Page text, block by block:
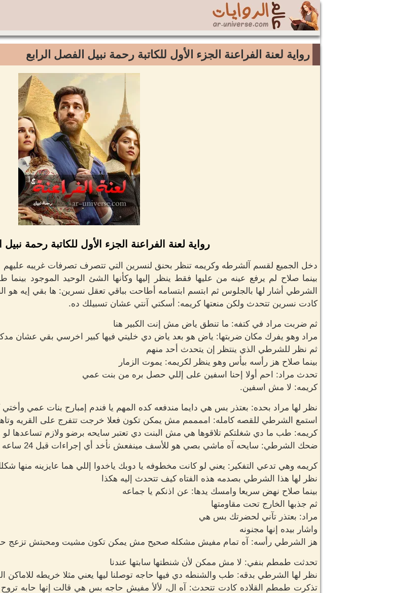
رواية لعنة الفراعنة الجزء الأول للكاتبة رحمة نبيل الفصل الرابع
رواية لعنة الفراعنة الجزء الأول للكاتبة رحمة نبيل
دخل الجميع لقسم آلشرطه وكريمه تنظر بحنق لنسرين التي تتصرف تصرفات غريبه عليهم
بينما صلاح لم يرفع عينه من عليها فقط ينظر إليها وكأنها الشئ الوحيد الموجود بينما
الشرطي أشار لها بالجلوس ثم ابتسم ابتسامه أطاحت بباقي تعقل نسرين: ها بقي إيه هو
كادت نسرين تتحدث ولكن منعتها كريمه: أسكتي آنتي عشان تسبيلك ده.
ثم ضربت مراد في كتفه: ما تنطق ياض مش إنت الكبير هنا
مراد وهو يفرك مكان ضربتها: ياض هو بعد ياض دي خليتي فيها كبير اخرسي بقي عشان
ثم نظر للشرطي الذي ينتظر إن يتحدث أحد منهم
بينما صلاح هز رأسه بيأس وهو ينظر لكريمه: يموت الزمار
تحدث مراد: احم أولا إحنا اسفين على إللي حصل بره من بنت عمي
كريمه: لا مش اسفين.
نظر لها مراد بحده: بعتذر بس هي دايما مندفعه كده المهم يا فندم إمبارح بنات عمي وأختي
استمع الشرطي للقصه كامله: اممممم مش يمكن تكون فعلا خرجت تتفرج على القريه
كريمه: طب ما دي شغلتكم تلاقوها هي مش البنت دي تعتبر سايحه برضو ولازم تساعدها
ضحك الشرطي: سايحه آه ماشي بصي هو للأسف مينفعش نأخد أي إجراءات قبل 24 ساعه من دلوقتي يعني بكره الصبح نتحرك.
كريمه وهي تدعي التفكير: يعني لو كانت مخطوفه يا دوبك ياخدوا إللي هما عايزينه منها
نظر لها هذا الشرطي بصدمه هذه الفتاه كيف تتحدث إليه هكذا
بينما صلاح نهض سريعا وامسك يدها: عن اذنكم يا جماعه
ثم جذبها الخارج تحت مقاومتها
مراد: بعتذر تآني لحضرتك بس هي
واشار بيده إنها مجنونه
هز الشرطي رأسه: آه تمام مفيش مشكله صحيح مش يمكن تكون مشيت ومحبتش تزعج
تحدثت طمطم بنفي: لا مش ممكن لأن شنطتها سابتها عندنا
نظر لها الشرطي بدقه: طب والشنطه دي فيها حاجه توصلنا ليها يعني مثلا خريطه للاماكن
تذكرت طمطم القلاده كادت تتحدث: آه ال، لألأ مفيش حاجه بس هي قالت إنها حابه تروح